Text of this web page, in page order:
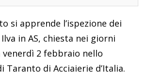
si apprende l’ispezione dei
in AS, chiesta nei giorni
venerdì 2 febbraio nello
Taranto di Acciaierie d’Italia.